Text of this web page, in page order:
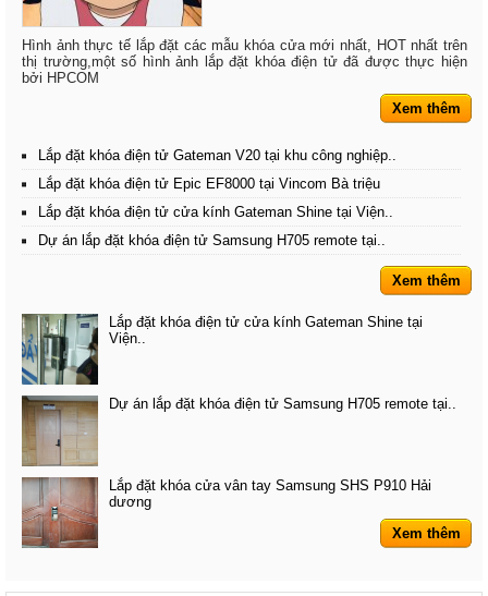
Hình ảnh thực tế lắp đặt các mẫu khóa cửa mới nhất, HOT nhất trên
thị trường,một số hình ảnh lắp đặt khóa điện tử đã được thực hiện
bởi HPCOM
Xem thêm
Lắp đặt khóa điện tử Gateman V20 tại khu công nghiệp..
Lắp đặt khóa điện tử Epic EF8000 tại Vincom Bà triệu
Lắp đặt khóa điện tử cửa kính Gateman Shine tại Viện..
Dự án lắp đặt khóa điện tử Samsung H705 remote tại..
Xem thêm
Lắp đặt khóa điện tử cửa kính Gateman Shine tại
Viện..
Dự án lắp đặt khóa điện tử Samsung H705 remote tại..
Lắp đặt khóa cửa vân tay Samsung SHS P910 Hải
dương
Xem thêm